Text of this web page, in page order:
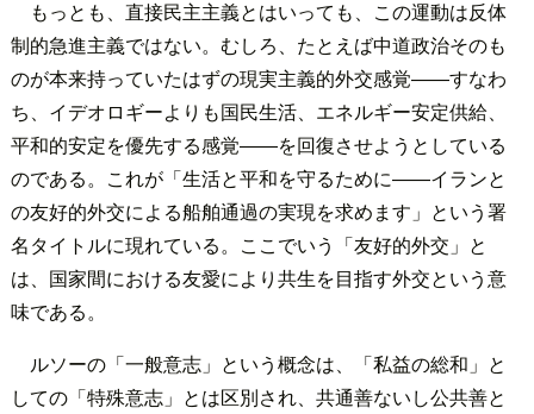
もっとも、直接民主主義とはいっても、この運動は反体
制的急進主義ではない。むしろ、たとえば中道政治そのも
のが本来持っていたはずの現実主義的外交感覚――すなわ
ち、イデオロギーよりも国民生活、エネルギー安定供給、
平和的安定を優先する感覚――を回復させようとしている
のである。これが「生活と平和を守るために――イランと
の友好的外交による船舶通過の実現を求めます」という署
名タイトルに現れている。ここでいう「友好的外交」と
は、国家間における友愛により共生を目指す外交という意
味である。
ルソーの「一般意志」という概念は、「私益の総和」と
しての「特殊意志」とは区別され、共通善ないし公共善と